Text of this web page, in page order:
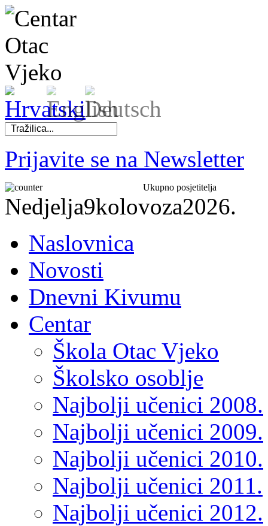
Prijavite se na Newsletter
Ukupno posjetitelja
Nedjelja9kolovoza2026.
Naslovnica
Novosti
Dnevni Kivumu
Centar
Škola Otac Vjeko
Školsko osoblje
Najbolji učenici 2008.
Najbolji učenici 2009.
Najbolji učenici 2010.
Najbolji učenici 2011.
Najbolji učenici 2012.